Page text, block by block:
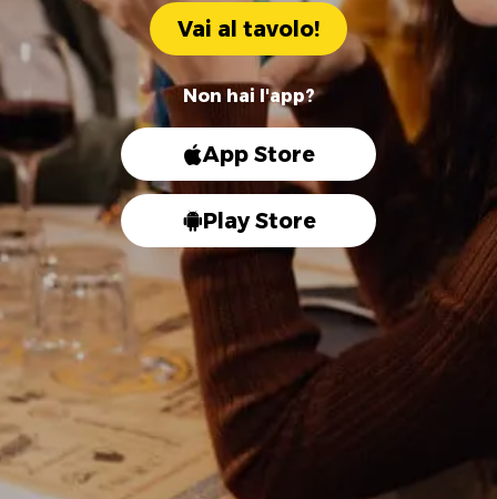
Vai al tavolo!
Non hai l'app?
App Store
Play Store